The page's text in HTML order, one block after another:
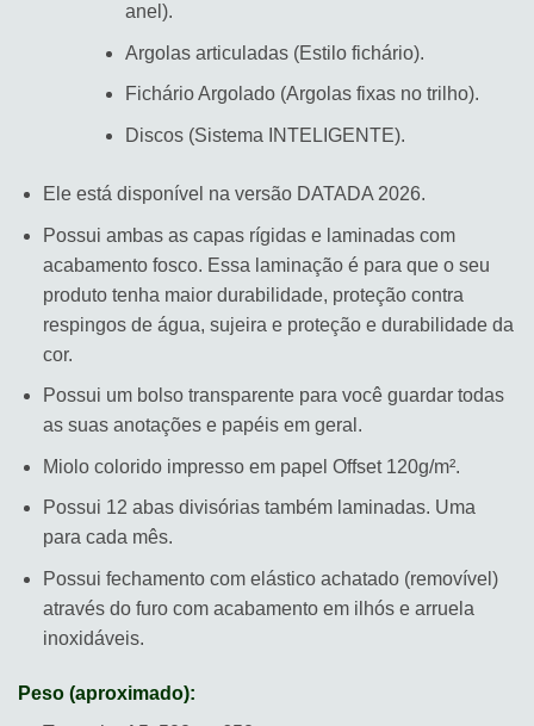
anel).
Argolas articuladas (Estilo fichário).
Fichário Argolado (Argolas fixas no trilho).
Discos (Sistema INTELIGENTE).
Ele está disponível na versão DATADA 2026.
Possui ambas as capas rígidas e laminadas com
acabamento fosco. Essa laminação é para que o seu
produto tenha maior durabilidade, proteção contra
respingos de água, sujeira e proteção e durabilidade da
cor.
Possui um bolso transparente para você guardar todas
as suas anotações e papéis em geral.
Miolo colorido impresso em papel Offset 120g/m².
Possui 12 abas divisórias também laminadas. Uma
para cada mês.
Possui fechamento com elástico achatado (removível)
através do furo com acabamento em ilhós e arruela
inoxidáveis.
Peso (aproximado):